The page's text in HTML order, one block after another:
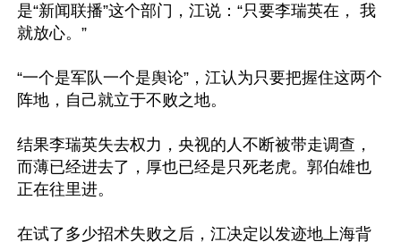
是“新闻联播”这个部门，江说：“只要李瑞英在， 我
就放心。”
“一个是军队一个是舆论”，江认为只要把握住这两个
阵地，自己就立于不败之地。
结果李瑞英失去权力，央视的人不断被带走调查，
而薄已经进去了，厚也已经是只死老虎。郭伯雄也
正在往里进。
在试了多少招术失败之后，江决定以发迹地上海背